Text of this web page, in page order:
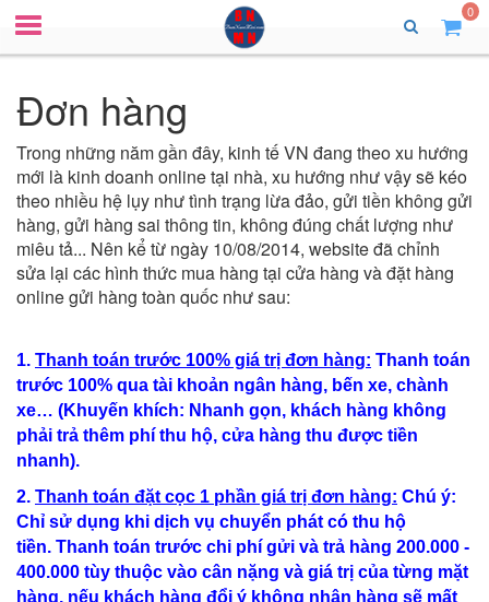
0
Đơn hàng
Trong những năm gần đây, kinh tế VN đang theo xu hướng
mới là kinh doanh online tại nhà, xu hướng như vậy sẽ kéo
theo nhiều hệ lụy như tình trạng lừa đảo, gửi tiền không gửi
hàng, gửi hàng sai thông tin, không đúng chất lượng như
miêu tả... Nên kể từ ngày 10/08/2014, website đã chỉnh
sửa lại các hình thức mua hàng tại cửa hàng và đặt hàng
online gửi hàng toàn quốc như sau:
1. Thanh toán trước 100% giá trị đơn hàng: Thanh toán
trước 100% qua tài khoản ngân hàng, bến xe, chành
xe… (Khuyến khích: Nhanh gọn, khách hàng không
phải trả thêm phí thu hộ, cửa hàng thu được tiền
nhanh).
2. Thanh toán đặt cọc 1 phần giá trị đơn hàng: Chú ý:
Chỉ sử dụng khi dịch vụ chuyển phát có thu hộ
tiền. Thanh toán trước chi phí gửi và trả hàng 200.000 -
400.000 tùy thuộc vào cân nặng và giá trị của từng mặt
hàng, nếu khách hàng đổi ý không nhận hàng sẽ mất